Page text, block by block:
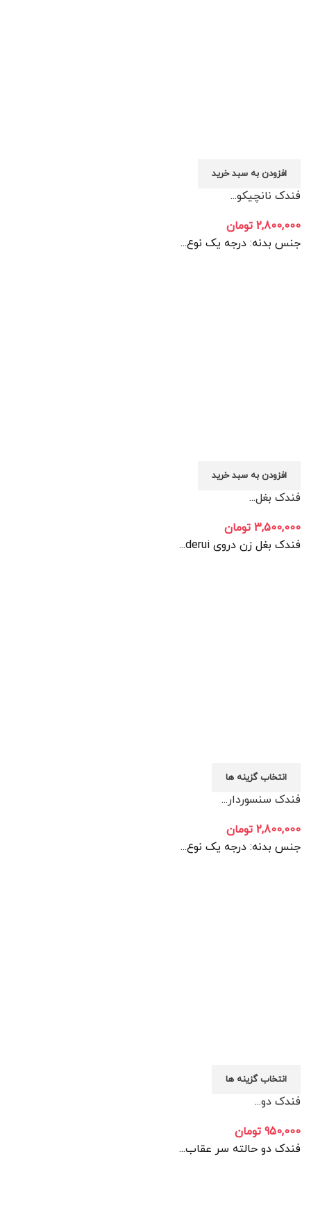
افزودن به سبد خرید
فندک نانچیکو...
2,800,000 تومان
جنس بدنه: درجه یک نوع...
افزودن به سبد خرید
فندک بغل...
3,500,000 تومان
فندک بغل زن دروی derui...
انتخاب گزینه ها
فندک سنسوردار...
2,800,000 تومان
جنس بدنه: درجه یک نوع...
انتخاب گزینه ها
فندک دو...
950,000 تومان
فندک دو حالته سر عقاب...